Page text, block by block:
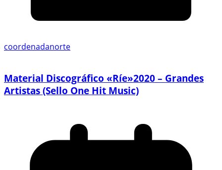
coordenadanorte
Material Discográfico «Ríe»2020 – Grandes
Artistas (Sello One Hit Music)